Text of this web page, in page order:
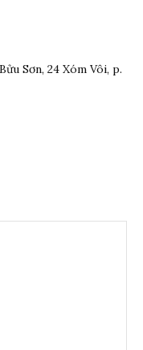
Sơn, 24 Xóm Vôi, p.